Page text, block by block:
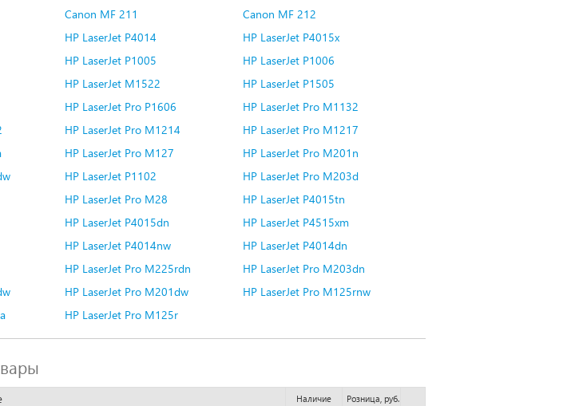
Canon MF 211
Canon MF 212
HP LaserJet P4014
HP LaserJet P4015x
HP LaserJet P1005
HP LaserJet P1006
HP LaserJet M1522
HP LaserJet P1505
HP LaserJet Pro P1606
HP LaserJet Pro M1132
HP LaserJet Pro M1214
HP LaserJet Pro M1217
HP LaserJet Pro M127
HP LaserJet Pro M201n
HP LaserJet P1102
HP LaserJet Pro M203d
HP LaserJet Pro M28
HP LaserJet P4015tn
HP LaserJet P4015dn
HP LaserJet P4515xm
HP LaserJet P4014nw
HP LaserJet P4014dn
HP LaserJet Pro M225rdn
HP LaserJet Pro M203dn
HP LaserJet Pro M201dw
HP LaserJet Pro M125rnw
HP LaserJet Pro M125r
Наличие Розница, руб.